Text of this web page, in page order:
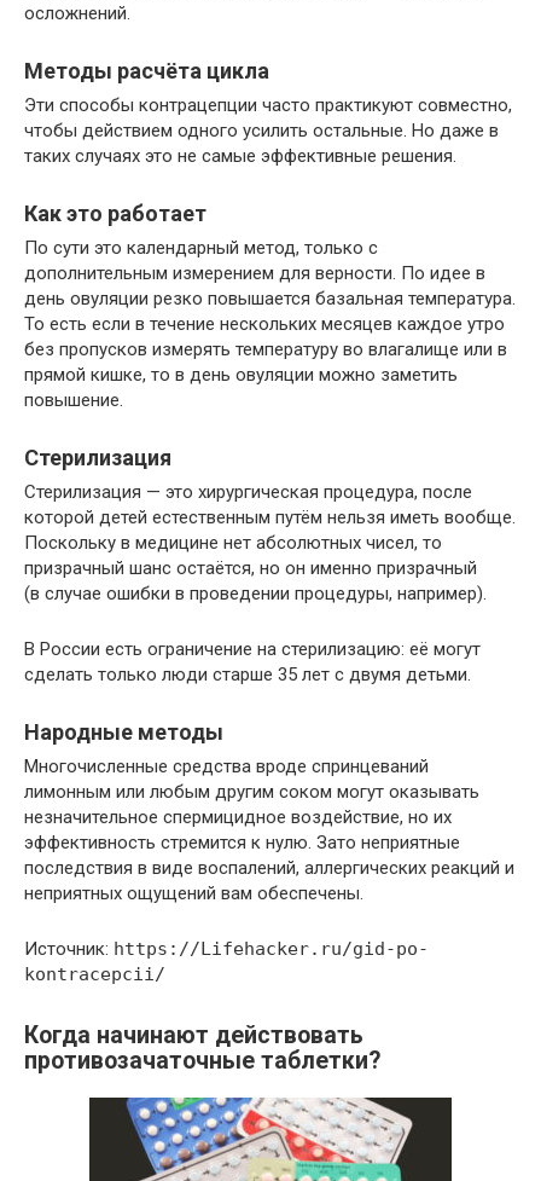
осложнений.
Методы расчёта цикла
Эти способы контрацепции часто практикуют совместно,
чтобы действием одного усилить остальные. Но даже в
таких случаях это не самые эффективные решения.
Как это работает
По сути это календарный метод, только с
дополнительным измерением для верности. По идее в
день овуляции резко повышается базальная температура.
То есть если в течение нескольких месяцев каждое утро
без пропусков измерять температуру во влагалище или в
прямой кишке, то в день овуляции можно заметить
повышение.
Стерилизация
Стерилизация — это хирургическая процедура, после
которой детей естественным путём нельзя иметь вообще.
Поскольку в медицине нет абсолютных чисел, то
призрачный шанс остаётся, но он именно призрачный
(в случае ошибки в проведении процедуры, например).
В России есть ограничение на стерилизацию: её могут
сделать только люди старше 35 лет с двумя детьми.
Народные методы
Многочисленные средства вроде спринцеваний
лимонным или любым другим соком могут оказывать
незначительное спермицидное воздействие, но их
эффективность стремится к нулю. Зато неприятные
последствия в виде воспалений, аллергических реакций и
неприятных ощущений вам обеспечены.
Источник: https://Lifehacker.ru/gid-po-
kontracepcii/
Когда начинают действовать
противозачаточные таблетки?